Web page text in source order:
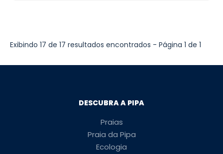
Exibindo 17 de 17 resultados encontrados - Página 1 de 1
DESCUBRA A PIPA
Praias
Praia da Pipa
Ecologia